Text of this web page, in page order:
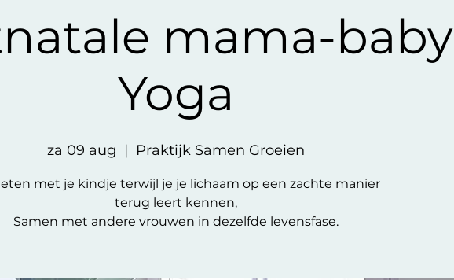
mama-baby
Yoga
za 09 aug
  |
Praktijk Samen Groeien
met je kindje terwijl je je lichaam op een zachte manier
terug leert kennen,
Samen met andere vrouwen in dezelfde levensfase.